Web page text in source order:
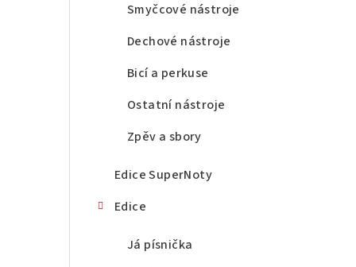
Smyčcové nástroje
Dechové nástroje
Bicí a perkuse
Ostatní nástroje
Zpěv a sbory
Edice SuperNoty
Edice
Já písnička